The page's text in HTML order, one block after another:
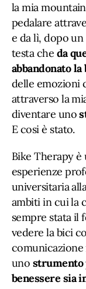
la mia
pedalare
e da lì, dopo
testa che da
abbandonato
delle emozioni
attraverso la
diventare uno
E cosi è stato.
Bike Therapy
esperienze
universitaria
ambiti in cui la
sempre stata il
vedere la bici
uno strumento
benessere sia